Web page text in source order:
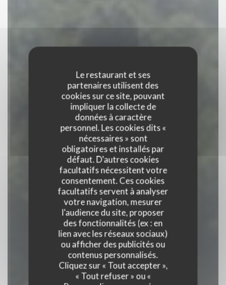
Le restaurant et ses
partenaires utilisent des
cookies sur ce site, pouvant
impliquer la collecte de
données à caractère
personnel. Les cookies dits «
nécessaires » sont
obligatoires et installés par
défaut. D'autres cookies
facultatifs nécessitent votre
consentement. Ces cookies
facultatifs servent à analyser
votre navigation, mesurer
l'audience du site, proposer
des fonctionnalités (ex : en
lien avec les réseaux sociaux)
ou afficher des publicités ou
contenus personnalisés.
Cliquez sur « Tout accepter »,
« Tout refuser » ou «
Auberge Du Bac
RESTAURANT|JUMIEGES